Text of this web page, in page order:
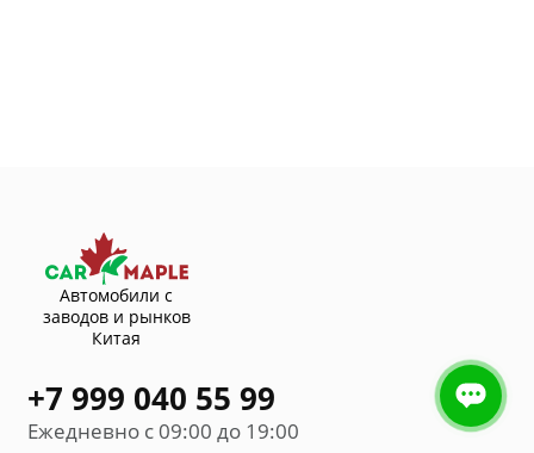
Автомобили с
заводов и рынков
Китая
+7 999 040 55 99
Ежедневно с 09:00 до 19:00